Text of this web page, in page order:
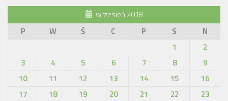
wrzesień 2018
P
W Ś C P S
N
1
2
3
4 5 6 7 8
9
10
11 12 13 14 15
16
17
18 19 20 21 22
23